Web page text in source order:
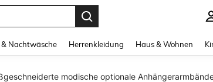
Nachtwäsche Herrenkleidung Haus & Wohnen
modische optionale